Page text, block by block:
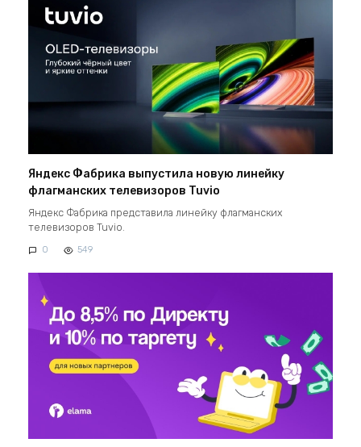
Яндекс Фабрика выпустила новую линейку
флагманских телевизоров Tuvio
Яндекс Фабрика представила линейку флагманских
телевизоров Tuvio.
0 549